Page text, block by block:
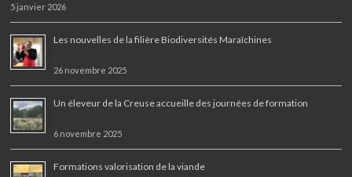
5 janvier 2026
Les nouvelles de la filière Biodiversités Maraîchines
26 novembre 2025
Un éleveur de la Creuse accueille des journées de formation
6 novembre 2025
Formations valorisation de la viande